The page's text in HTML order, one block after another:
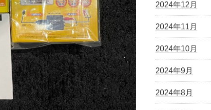
2024年12月
2024年11月
2024年10月
2024年9月
2024年8月